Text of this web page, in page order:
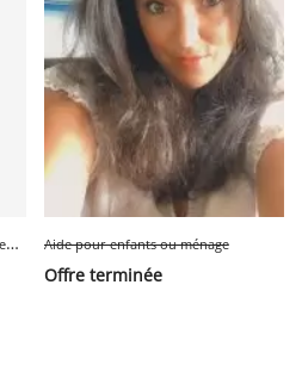
B
aby-sitting et autres services également Aide pour enfants ou ménage
Offre terminée